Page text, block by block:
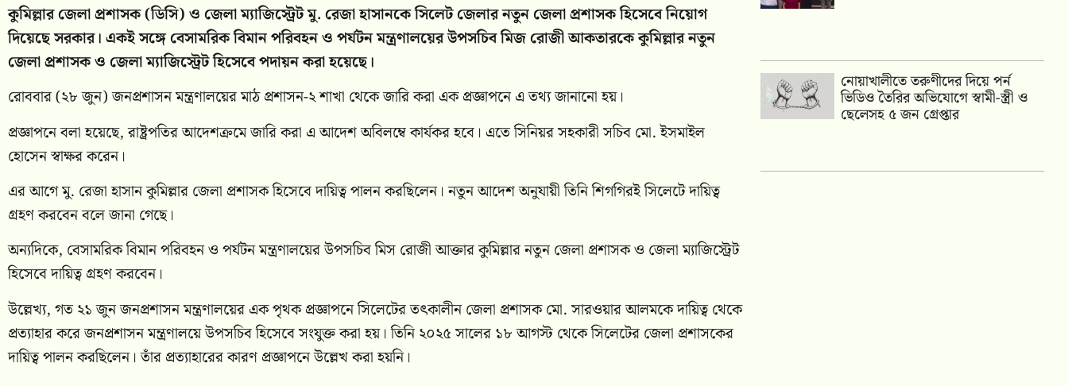
কুমিল্লার জেলা প্রশাসক (ডিসি) ও জেলা ম্যাজিস্ট্রেট মু. রেজা হাসানকে সিলেট জেলার নতুন জেলা প্রশাসক হিসেবে নিয়োগ
দিয়েছে সরকার। একই সঙ্গে বেসামরিক বিমান পরিবহন ও পর্যটন মন্ত্রণালয়ের উপসচিব মিজ রোজী আকতারকে কুমিল্লার নতুন
জেলা প্রশাসক ও জেলা ম্যাজিস্ট্রেট হিসেবে পদায়ন করা হয়েছে।
রোববার (২৮ জুন) জনপ্রশাসন মন্ত্রণালয়ের মাঠ প্রশাসন-২ শাখা থেকে জারি করা এক প্রজ্ঞাপনে এ তথ্য জানানো হয়।
প্রজ্ঞাপনে বলা হয়েছে, রাষ্ট্রপতির আদেশক্রমে জারি করা এ আদেশ অবিলম্বে কার্যকর হবে। এতে সিনিয়র সহকারী সচিব মো. ইসমাইল
হোসেন স্বাক্ষর করেন।
এর আগে মু. রেজা হাসান কুমিল্লার জেলা প্রশাসক হিসেবে দায়িত্ব পালন করছিলেন। নতুন আদেশ অনুযায়ী তিনি শিগগিরই সিলেটে দায়িত্ব
গ্রহণ করবেন বলে জানা গেছে।
অন্যদিকে, বেসামরিক বিমান পরিবহন ও পর্যটন মন্ত্রণালয়ের উপসচিব মিস রোজী আক্তার কুমিল্লার নতুন জেলা প্রশাসক ও জেলা ম্যাজিস্ট্রেট
হিসেবে দায়িত্ব গ্রহণ করবেন।
উল্লেখ্য, গত ২১ জুন জনপ্রশাসন মন্ত্রণালয়ের এক পৃথক প্রজ্ঞাপনে সিলেটের তৎকালীন জেলা প্রশাসক মো. সারওয়ার আলমকে দায়িত্ব থেকে
প্রত্যাহার করে জনপ্রশাসন মন্ত্রণালয়ে উপসচিব হিসেবে সংযুক্ত করা হয়। তিনি ২০২৫ সালের ১৮ আগস্ট থেকে সিলেটের জেলা প্রশাসকের
দায়িত্ব পালন করছিলেন। তাঁর প্রত্যাহারের কারণ প্রজ্ঞাপনে উল্লেখ করা হয়নি।
নোয়াখালীতে তরুণীদের দিয়ে পর্ন
ভিডিও তৈরির অভিযোগে স্বামী-স্ত্রী ও
ছেলেসহ ৫ জন গ্রেপ্তার